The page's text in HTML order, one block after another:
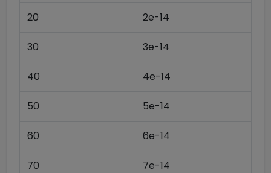
20 2e-14
30 3e-14
40 4e-14
50 5e-14
60 6e-14
70 7e-14